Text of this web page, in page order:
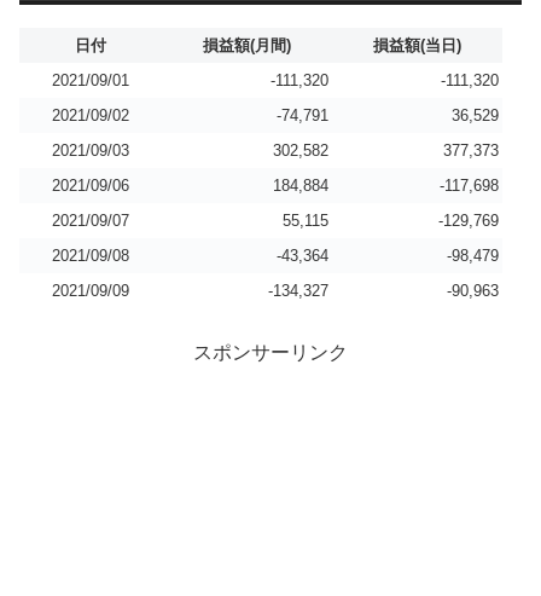
日付 損益額(月間)
損益額(当日)
2021/09/01
-111,320
-111,320
2021/09/02
-74,791
36,529
2021/09/03
302,582
377,373
2021/09/06
184,884
-117,698
2021/09/07
55,115
-129,769
2021/09/08
-43,364
-98,479
2021/09/09
-134,327 -90,963
スポンサーリンク